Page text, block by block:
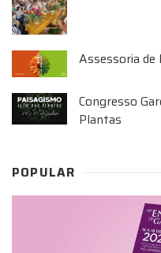
Assessoria
Congresso
Plantas
POPULAR